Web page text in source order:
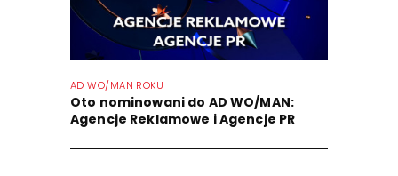
AD WO/MAN ROKU
Oto nominowani do AD WO/MAN:
Agencje Reklamowe i Agencje PR